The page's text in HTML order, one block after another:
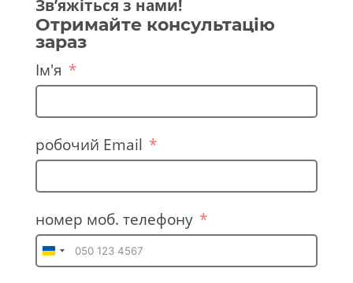
Зв’яжіться з нами!
Отримайте консультацію
зараз
Ім'я
робочий Email
номер моб. телефону
U